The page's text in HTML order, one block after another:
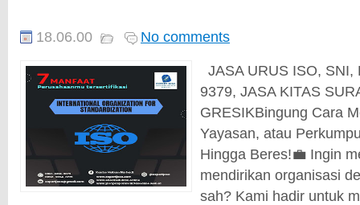
18.06.00
No comments
JASA URUS ISO,
9379, JASA KITAS
GRESIKBingung Cara
Yayasan, atau
Hingga Beres!💼 Ingin
mendirikan organisasi
sah? Kami hadir untuk